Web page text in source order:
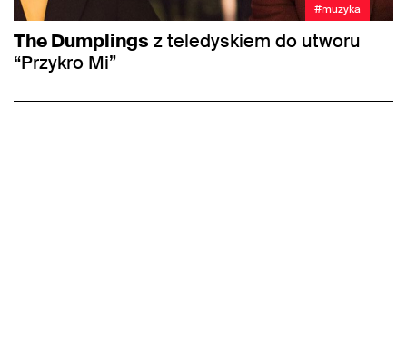
#muzyka
The Dumplings z teledyskiem do utworu
“Przykro Mi”